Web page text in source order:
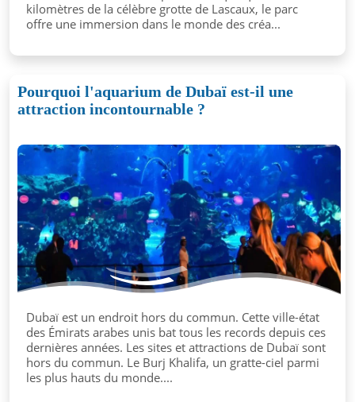
kilomètres de la célèbre grotte de Lascaux, le parc
offre une immersion dans le monde des créa...
Pourquoi l'aquarium de Dubaï est-il une
attraction incontournable ?
Dubaï est un endroit hors du commun. Cette ville-état
des Émirats arabes unis bat tous les records depuis ces
dernières années. Les sites et attractions de Dubaï sont
hors du commun. Le Burj Khalifa, un gratte-ciel parmi
les plus hauts du monde....